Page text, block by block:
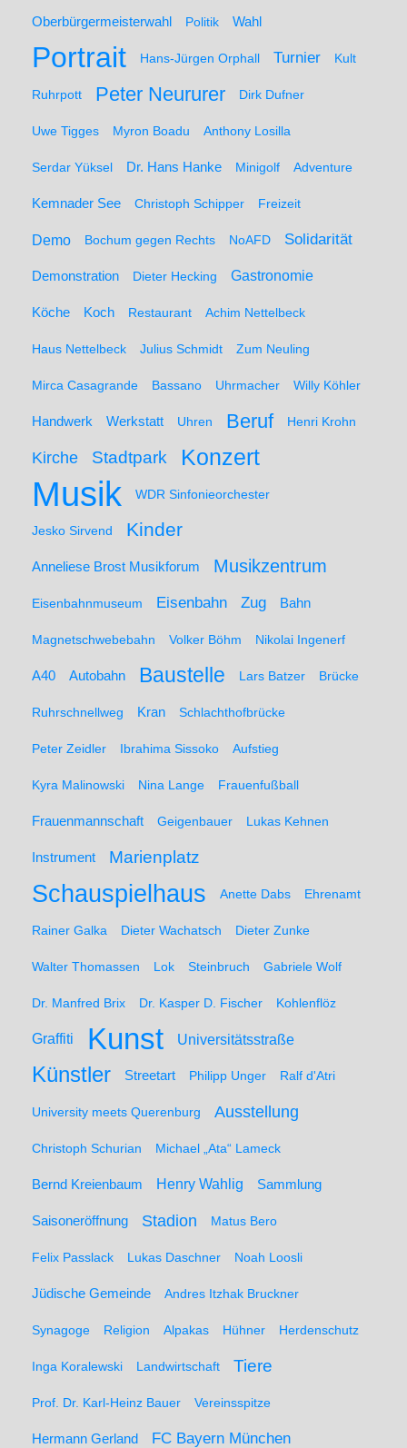
Oberbürgermeisterwahl Politik Wahl
Portrait Hans-Jürgen Orphall Turnier Kult
Ruhrpott Peter Neururer Dirk Dufner
Uwe Tigges Myron Boadu Anthony Losilla
Serdar Yüksel Dr. Hans Hanke Minigolf Adventure
Kemnader See Christoph Schipper Freizeit
Demo Bochum gegen Rechts NoAFD Solidarität
Demonstration Dieter Hecking Gastronomie
Köche Koch Restaurant Achim Nettelbeck
Haus Nettelbeck Julius Schmidt Zum Neuling
Mirca Casagrande Bassano Uhrmacher Willy Köhler
Handwerk Werkstatt Uhren Beruf Henri Krohn
Kirche Stadtpark Konzert
Musik WDR Sinfonieorchester
Jesko Sirvend Kinder
Anneliese Brost Musikforum Musikzentrum
Eisenbahnmuseum Eisenbahn Zug Bahn
Magnetschwebebahn Volker Böhm Nikolai Ingenerf
A40 Autobahn Baustelle Lars Batzer Brücke
Ruhrschnellweg Kran Schlachthofbrücke
Peter Zeidler Ibrahima Sissoko Aufstieg
Kyra Malinowski Nina Lange Frauenfußball
Frauenmannschaft Geigenbauer Lukas Kehnen
Instrument Marienplatz
Schauspielhaus Anette Dabs Ehrenamt
Rainer Galka Dieter Wachatsch Dieter Zunke
Walter Thomassen Lok Steinbruch Gabriele Wolf
Dr. Manfred Brix Dr. Kasper D. Fischer Kohlenflöz
Graffiti Kunst Universitätsstraße
Künstler Streetart Philipp Unger Ralf d'Atri
University meets Querenburg Ausstellung
Christoph Schurian Michael „Ata“ Lameck
Bernd Kreienbaum Henry Wahlig Sammlung
Saisoneröffnung Stadion Matus Bero
Felix Passlack Lukas Daschner Noah Loosli
Jüdische Gemeinde Andres Itzhak Bruckner
Synagoge Religion Alpakas Hühner Herdenschutz
Inga Koralewski Landwirtschaft Tiere
Prof. Dr. Karl-Heinz Bauer Vereinsspitze
Hermann Gerland FC Bayern München